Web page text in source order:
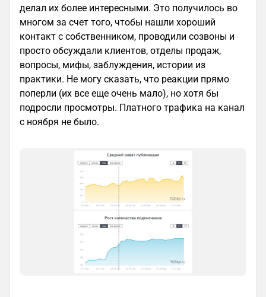
делал их более интересными. Это получилось во
многом за счет того, чтобы нашли хороший
контакт с собственником, проводили созвоны и
просто обсуждали клиентов, отделы продаж,
вопросы, мифы, заблуждения, истории из
практики. Не могу сказать, что реакции прямо
поперли (их все еще очень мало), но хотя бы
подросли просмотры. Платного трафика на канал
с ноября не было.